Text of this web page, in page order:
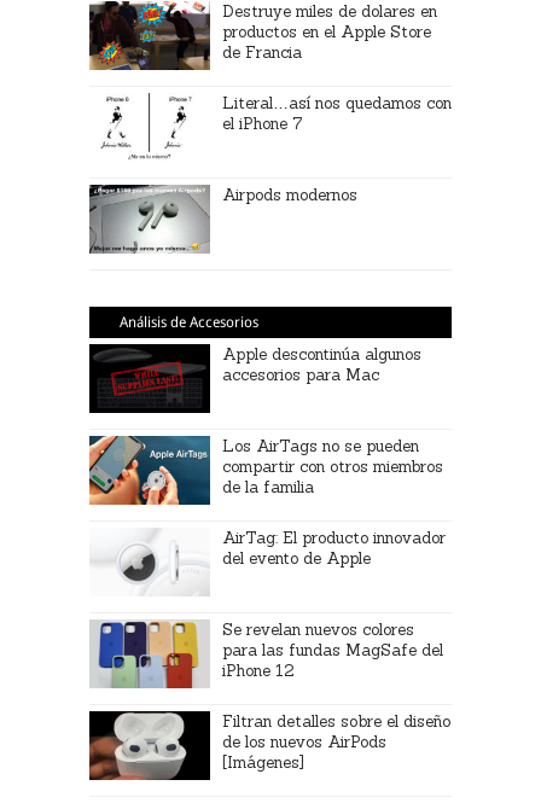
Destruye miles de dolares en
productos en el Apple Store
de Francia
Literal…así nos quedamos con
el iPhone 7
Airpods modernos
Análisis de Accesorios
Apple descontinúa algunos
accesorios para Mac
Los AirTags no se pueden
compartir con otros miembros
de la familia
AirTag: El producto innovador
del evento de Apple
Se revelan nuevos colores
para las fundas MagSafe del
iPhone 12
Filtran detalles sobre el diseño
de los nuevos AirPods
[Imágenes]